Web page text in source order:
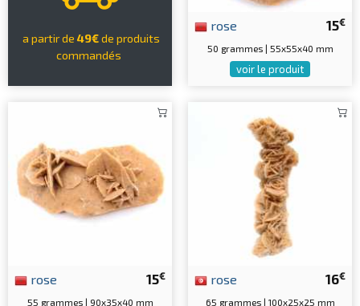
a partir de 49€de produits
commandés
15€
rose
50 grammes | 55x55x40 mm
voir le produit
15€
rose
55 grammes | 90x35x40 mm
16€
rose
65 grammes | 100x25x25 mm